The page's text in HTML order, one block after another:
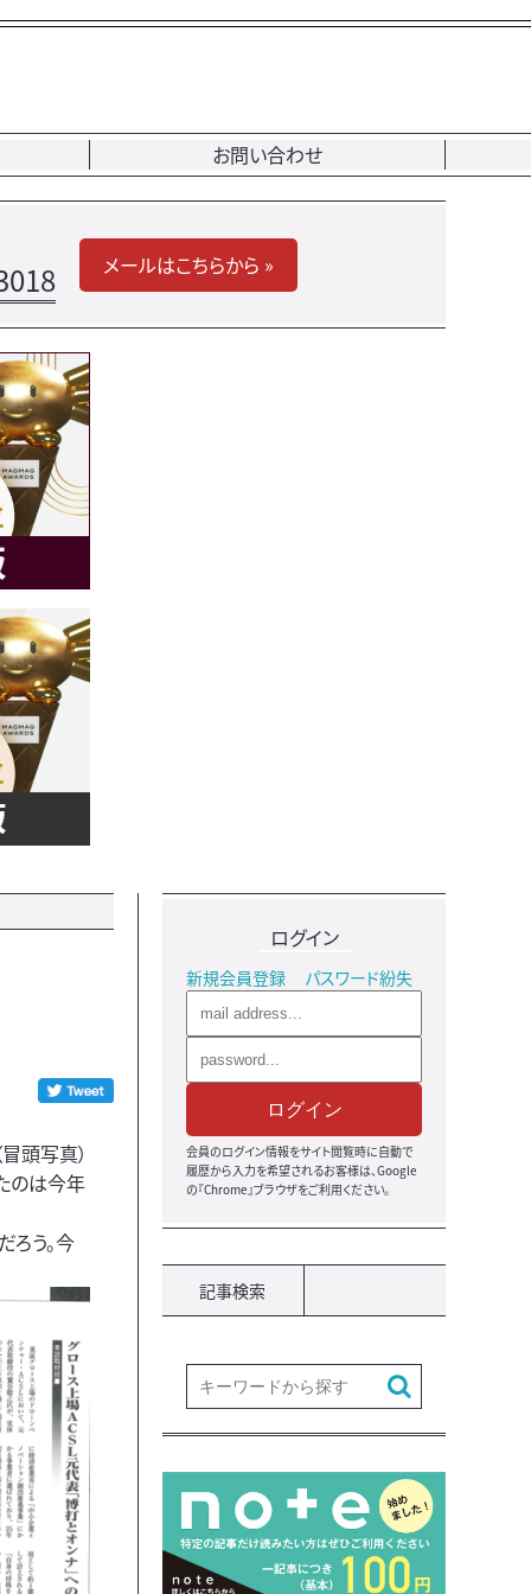
お問い合わせ
メールはこちらから »
頭写真）
のは今年
う。今
ログイン
新規会員登録 パスワード紛失
ログイン
会員のログイン情報をサイト閲覧時に自動で
履歴から入力を希望されるお客様は、Google
の『Chrome』ブラウザをご利用ください。
記事検索